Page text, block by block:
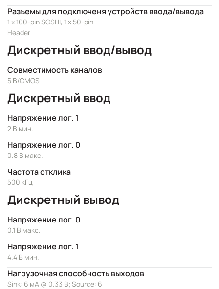
Разъемы для подключеня устройств ввода/вывода
1 x 100-pin SCSI II, 1 x 50-pin
Header
Дискретный ввод/вывод
Совместимость каналов
5 В/CMOS
Дискретный ввод
Напряжение лог. 1
2 В мин.
Напряжение лог. 0
0.8 В макс.
Частота отклика
500 кГц
Дискретный вывод
Напряжение лог. 0
0.1 В макс.
Напряжение лог. 1
4.4 В мин.
Нагрузочная способность выходов
Sink: 6 мА @ 0.33 В; Source: 6